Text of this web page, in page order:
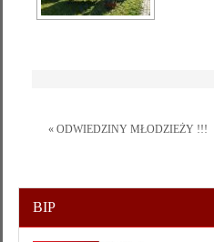
« ODWIEDZINY MŁODZIEŻY !!!
BIP